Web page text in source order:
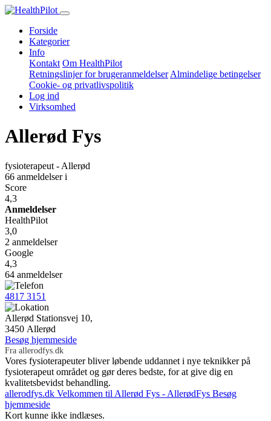
Forside
Kategorier
Info
Kontakt Om HealthPilot
Retningslinjer for brugeranmeldelser Almindelige betingelser
Cookie- og privatlivspolitik
Log ind
Virksomhed
Allerød Fys
fysioterapeut - Allerød
66 anmeldelseri
Score
4,3
Anmeldelser
HealthPilot
3,0
2 anmeldelser
Google
4,3
64 anmeldelser
4817 3151
Allerød Stationsvej 10,
3450 Allerød
Besøg hjemmeside
Fra allerodfys.dk
Vores fysioterapeuter bliver løbende uddannet i nye teknikker på
fysioterapeut området og gør deres bedste, for at give dig en
kvalitetsbevidst behandling.
allerodfys.dk Velkommen til Allerød Fys - AllerødFys Besøg
hjemmeside
Kort kunne ikke indlæses.